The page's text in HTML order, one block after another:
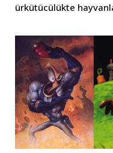
ürkütücülükte